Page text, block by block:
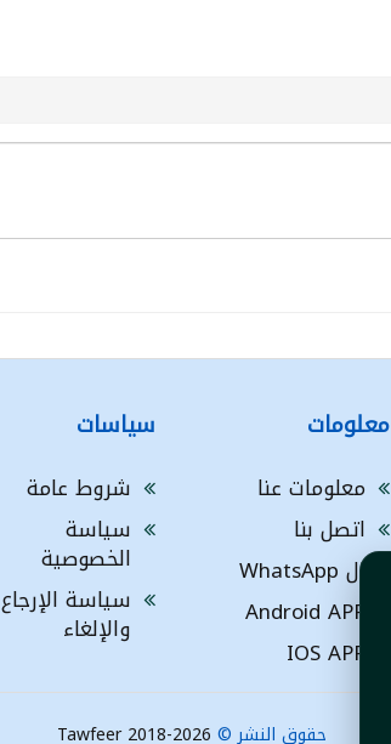
معلومات
معلومات عنا
اتصل بنا
ال WhatsApp
Android APP
IOS APP
سياسات
شروط عامة
سياسة
الخصوصية
سياسة الإرجاع
والإلغاء
حقوق النشر © Tawfeer 2018-2026